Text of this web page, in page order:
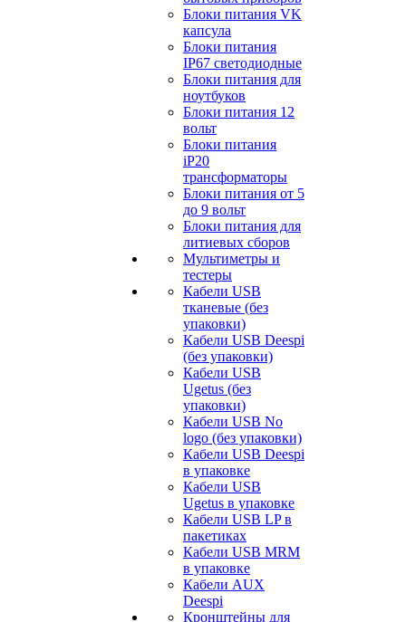
Блоки питания VK
капсула
Блоки питания
IP67 светодиодные
Блоки питания для
ноутбуков
Блоки питания 12
вольт
Блоки питания
iP20
трансформаторы
Блоки питания от 5
до 9 вольт
Блоки питания для
литиевых сборов
Мультиметры и
тестеры
Кабели USB
тканевые (без
упаковки)
Кабели USB Deespi
(без упаковки)
Кабели USB
Ugetus (без
упаковки)
Кабели USB No
logo (без упаковки)
Кабели USB Deespi
в упаковке
Кабели USB
Ugetus в упаковке
Кабели USB LP в
пакетиках
Кабели USB MRM
в упаковке
Кабели AUX
Deespi
Кронштейны для